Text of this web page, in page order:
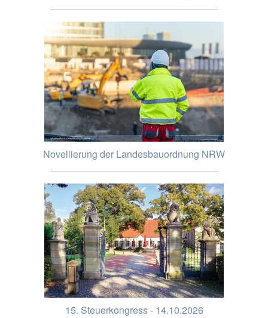
Novellierung der Landesbauordnung NRW
15. Steuerkongress - 14.10.2026